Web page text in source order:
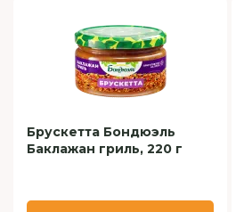
Брускетта Бондюэль
Баклажан гриль, 220 г